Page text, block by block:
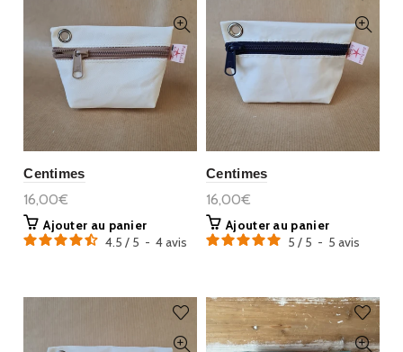
Centimes
16,00€
Ajouter au panier
4.5 / 5 - 4avis
Centimes
16,00€
Ajouter au panier
5 / 5 - 5 avis